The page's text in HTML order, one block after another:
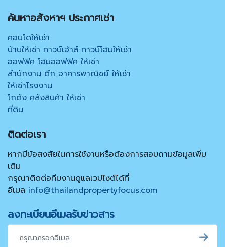
ค้นหาอสังหาฯ ประกาศเช่า
คอนโดให้เช่า
บ้านให้เช่า ทาวน์เฮ้าส์ ทาวน์โฮมให้เช่า
ออฟฟิศ โฮมออฟฟิศ ให้เช่า
สำนักงาน ตึก อาคารพาณิชย์ ให้เช่า
ให้เช่าโรงงาน
โกดัง คลังสินค้า ให้เช่า
ที่ดิน
ติดต่อเรา
หากมีข้อสงสัยในการใช้งานหรือต้องการสอบถามข้อมูลเพิ่ม
เติม
กรุณาติดต่อทีมงานดูแลเวปไซต์ได้ที่
อีเมล info@thailandpropertyfocus.com
ลงทะเบียนอีเมลรับข่าวสาร